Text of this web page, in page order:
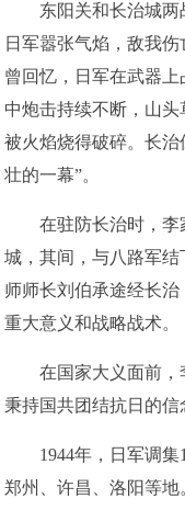
东阳关和长治城两
日军嚣张气焰，敌我
曾回忆，日军在武器
中炮击持续不断，山
被火焰烧得破碎。长
壮的一幕”。
在驻防长治时，李
城，其间，与八路军结
师师长刘伯承途经长
重大意义和战略战术。
在国家大义面前，
秉持国共团结抗日的信
1944年，日军调集
郑州、许昌、洛阳等